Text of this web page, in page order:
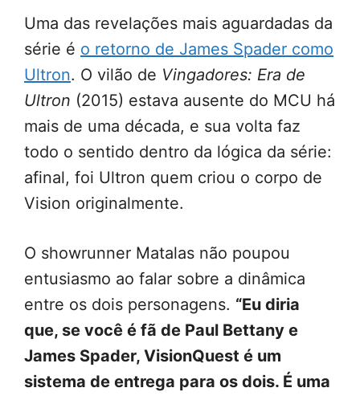
Uma das revelações mais aguardadas da
série é o retorno de James Spader como
Ultron. O vilão de Vingadores: Era de
Ultron (2015) estava ausente do MCU há
mais de uma década, e sua volta faz
todo o sentido dentro da lógica da série:
afinal, foi Ultron quem criou o corpo de
Vision originalmente.
O showrunner Matalas não poupou
entusiasmo ao falar sobre a dinâmica
entre os dois personagens. “Eu diria
que, se você é fã de Paul Bettany e
James Spader, VisionQuest é um
sistema de entrega para os dois. É uma